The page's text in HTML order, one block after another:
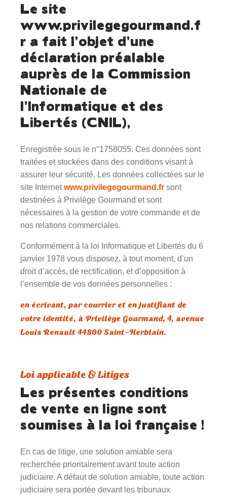
Le site
www.privilegegourmand.f
r a fait l’objet d’une
déclaration préalable
auprès de la Commission
Nationale de
l’Informatique et des
Libertés (CNIL),
Enregistrée sous le n°1758055. Ces données sont
traitées et stockées dans des conditions visant à
assurer leur sécurité. Les données collectées sur le
site Internetwww.privilegegourmand.fr sont
destinées à Privilège Gourmand et sont
nécessaires à la gestion de votre commande et de
nos relations commerciales.
Conformément à la loi Informatique et Libertés du 6
janvier 1978 vous disposez, à tout moment, d’un
droit d’accès, de rectification, et d’opposition à
l’ensemble de vos données personnelles :
en écrivant, par courrier et en justifiant de
votre identité, à Privilège Gourmand, 4, avenue
Louis Renault 44800 Saint-Herblain.
Loi applicable & Litiges
Les présentes conditions
de vente en ligne sont
soumises à la loi française !
En cas de litige, une solution amiable sera
recherchée prioritairement avant toute action
judiciaire. A défaut de solution amiable, toute action
judiciaire sera portée devant les tribunaux